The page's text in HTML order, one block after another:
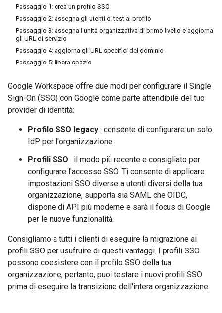
Passaggio 1: crea un profilo SSO
Passaggio 2: assegna gli utenti di test al profilo
Passaggio 3: assegna l'unità organizzativa di primo livello e aggiorna
gli URL di servizio
Passaggio 4: aggiorna gli URL specifici del dominio
Passaggio 5: libera spazio
Google Workspace offre due modi per configurare il Single
Sign-On (SSO) con Google come parte attendibile del tuo
provider di identità:
Profilo SSO legacy : consente di configurare un solo
IdP per l'organizzazione.
Profili SSO : il modo più recente e consigliato per
configurare l'accesso SSO. Ti consente di applicare
impostazioni SSO diverse a utenti diversi della tua
organizzazione, supporta sia SAML che OIDC,
dispone di API più moderne e sarà il focus di Google
per le nuove funzionalità.
Consigliamo a tutti i clienti di eseguire la migrazione ai
profili SSO per usufruire di questi vantaggi. I profili SSO
possono coesistere con il profilo SSO della tua
organizzazione; pertanto, puoi testare i nuovi profili SSO
prima di eseguire la transizione dell'intera organizzazione.